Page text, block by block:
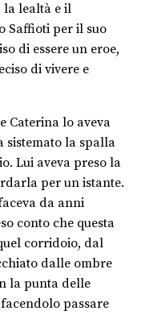
la lealtà e il
Saffioti per il suo
di essere un eroe,
di vivere e
Caterina lo aveva
sistemato la spalla
Lui aveva preso la
per un istante.
da anni
conto che questa
corridoio, dal
dalle ombre
la punta delle
passare